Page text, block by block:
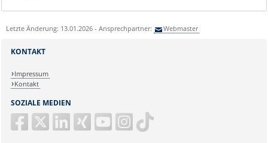
Letzte Änderung: 13.01.2026 - Ansprechpartner: Webmaster
SOZIALE MEDIEN
KONTAKT
Impressum
Kontakt